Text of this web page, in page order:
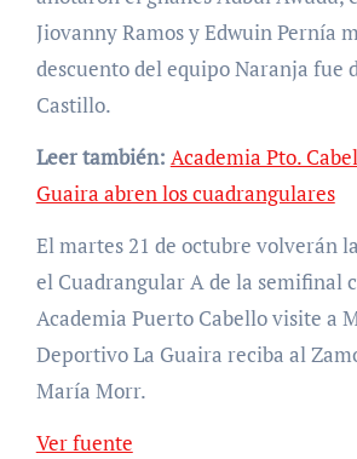
Jiovanny Ramos y Edwuin Pernía
descuento del equipo Naranja fue
Castillo.
Leer también: Academia Pto.
Guaira abren los cuadrangulares
El martes 21 de octubre volverán
el Cuadrangular A de la semifinal
Academia Puerto Cabello visite a
Deportivo La Guaira reciba al
María Morr.
Ver fuente